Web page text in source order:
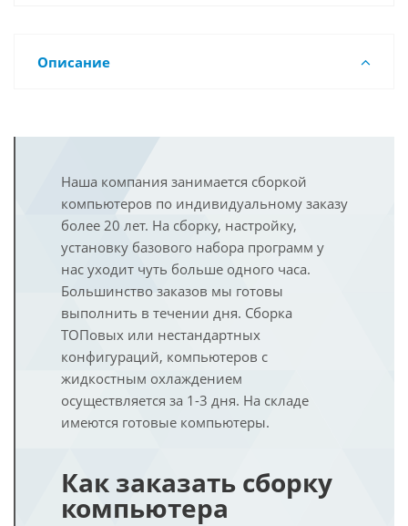
Описание
Наша компания занимается сборкой
компьютеров по индивидуальному заказу
более 20 лет. На сборку, настройку,
установку базового набора программ у
нас уходит чуть больше одного часа.
Большинство заказов мы готовы
выполнить в течении дня. Сборка
ТОПовых или нестандартных
конфигураций, компьютеров с
жидкостным охлаждением
осуществляется за 1-3 дня. На складе
имеются готовые компьютеры.
Как заказать сборку
компьютера